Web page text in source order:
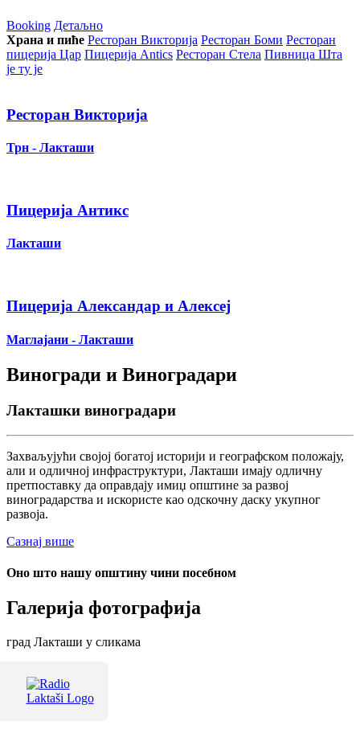
Booking Детаљно
Храна и пиће Ресторан Викторија Ресторан Боми Ресторан
пицерија Цар Пицерија Аntics Ресторан Стела Пивница Шта
је ту је
Ресторан Викторија
Трн - Лакташи
Пицерија Антикс
Лакташи
Пицерија Александар и Алексеј
Маглајани - Лакташи
Виногради и Виноградари
Лакташки виноградари
Захваљујући својој богатој историји и географском положају,
али и одличној инфраструктури, Лакташи имају одличну
претпоставку да оправдају имиџ општине за развој
виноградарства и искористе као одскочну даску укупног
развоја.
Сазнај више
Оно што нашу општину чини посебном
Галерија фотографија
град Лакташи у сликама
Терме Лакташи